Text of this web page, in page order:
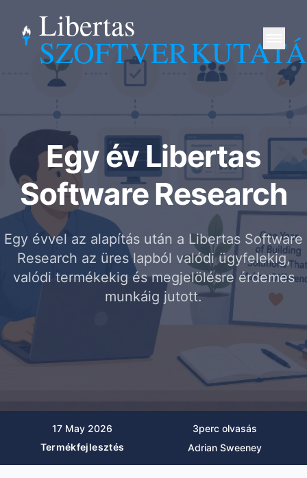
Libertas
SZOFTVER
Egy év Libertas
Software Research
Egy évvel az alapítás után a Libertas Software
Research az üres lapból valódi ügyfelekig,
valódi termékekig és megjelölésre érdemes
munkáig jutott.
17 May 2026 3perc olvasás
Termékfejlesztés
Adrian Sweeney